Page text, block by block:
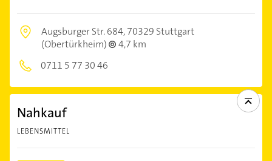
Augsburger Str. 684,70329 Stuttgart
(Obertürkheim)
4,7 km
0711 5 77 30 46
Nahkauf
LEBENSMITTEL